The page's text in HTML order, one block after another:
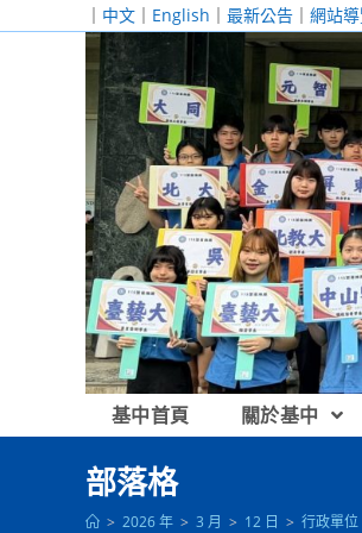
｜ 中文 ｜ English ｜ 最新公告 ｜ 網站
基中首頁 關於基中
部落格
> 2026 年 > 3 月 > 12 日 > 行政單位